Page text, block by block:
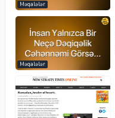
Məqalələr
Məqalələr